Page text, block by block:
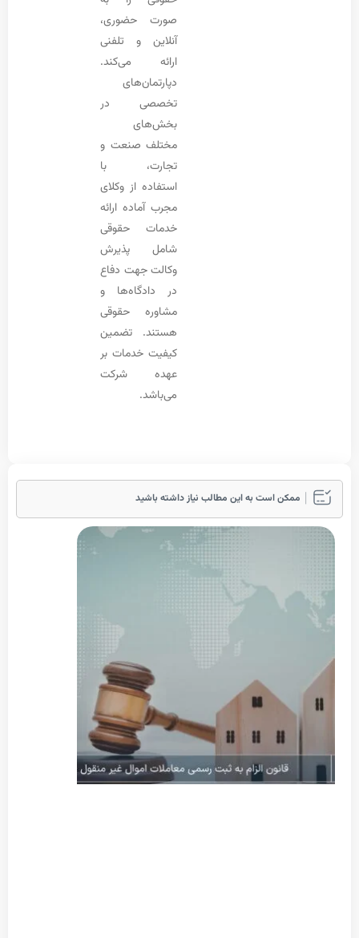
صورت حضوری،
آنلاین و تلفنی
ارائه می‌کند.
تخصصی در
مختلف صنعت و
تجارت، با
استفاده از وکلای
مجرب آماده ارائه
خدمات حقوقی
شامل پذیرش
وکالت جهت دفاع
در دادگاه‌ها و
مشاوره حقوقی
هستند. تضمین
کیفیت خدمات بر
عهده شرکت
است به این مطالب نیاز داشته باشید